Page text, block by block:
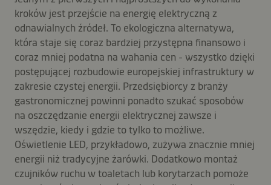
kroków jest przejście na energię elektryczną z
odnawialnych źródeł. To ekologiczna alternatywa,
która staje się coraz bardziej przystępna finansowo i
coraz mniej podatna na wahania cen - wszystko dzięki
postępującej rozbudowie europejskiej infrastruktury w
zakresie czystej energii. Przedsiębiorcy z branży
gastronomicznej powinni ponadto szukać sposobów
na oszczędzanie energii elektrycznej zawsze i
wszędzie, kiedy i gdzie to tylko to możliwe.
Oświetlenie LED, przykładowo, zużywa znacznie mniej
energii niż tradycyjne żarówki. Dodatkowo montaż
czujników ruchu w toaletach lub korytarzach pomoże